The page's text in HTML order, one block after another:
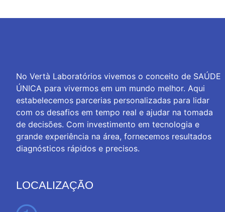
No Vertà Laboratórios vivemos o conceito de SAÚDE
ÚNICA para vivermos em um mundo melhor. Aqui
estabelecemos parcerias personalizadas para lidar
com os desafios em tempo real e ajudar na tomada
de decisões. Com investimento em tecnologia e
grande experiência na área, fornecemos resultados
diagnósticos rápidos e precisos.
LOCALIZAÇÃO